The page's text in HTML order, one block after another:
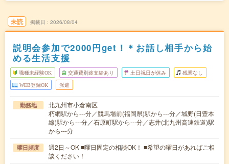
未読 掲載日 2026/08/04
説明会参加で2000円get！＊お話し相手から始
める生活支援
職種未経験OK 交通費別途支給あり 土日祝日が休み 残業なし
WEB登録OK 派遣
勤務地
北九州市小倉南区
朽網駅から---分／競馬場前(福岡県)駅から---分／城野(日豊本
線)駅から---分／石原町駅から---分／志井(北九州高速鉄道)駅
から---分
曜日頻度
週2日～OK ■曜日固定の相談OK！ ■希望の曜日があればご相
談ください！